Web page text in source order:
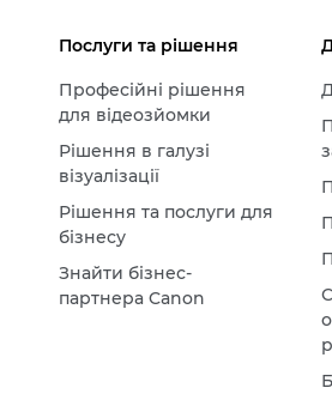
Послуги та рішення
Професійні рішення
для відеозйомки
Рішення в галузі
візуалізації
Рішення та послуги для
бізнесу
Знайти бізнес-
партнера Canon